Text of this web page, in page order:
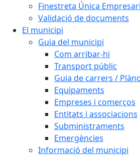
Finestreta Única
Validació de documents
El municipi
Guia del municipi
Com arribar-hi
Transport públic
Guia de carrers /
Equipaments
Empreses i comerços
Entitats i associacions
Subministraments
Emergències
Informació del municipi